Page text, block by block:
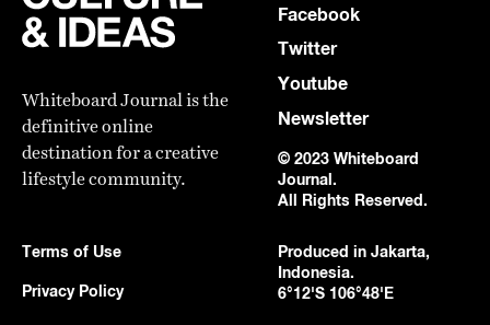
Whiteboard Journal is the
definitive online
destination for a creative
lifestyle community.
Facebook
Twitter
Youtube
Newsletter
© 2023 Whiteboard
Journal.
All Rights Reserved.
Terms of Use
Privacy Policy
Produced in Jakarta,
Indonesia.
6°12'S 106°48'E